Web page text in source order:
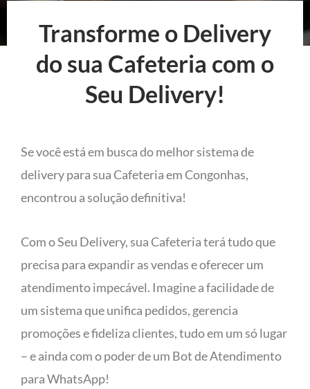
Transforme o Delivery
do sua Cafeteria com o
Seu Delivery!
Se você está em busca do melhor sistema de
delivery para sua Cafeteria em Congonhas,
encontrou a solução definitiva!
Com o Seu Delivery, sua Cafeteria terá tudo que
precisa para expandir as vendas e oferecer um
atendimento impecável. Imagine a facilidade de
um sistema que unifica pedidos, gerencia
promoções e fideliza clientes, tudo em um só lugar
– e ainda com o poder de um Bot de Atendimento
para WhatsApp!